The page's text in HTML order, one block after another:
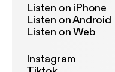
Listen on iPhone
Listen on Android
Listen on Web
Instagram